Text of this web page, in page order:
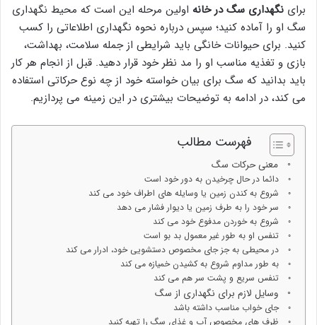
برای نگهداری سگ در خانه اولین مرحله این است که محیط نگهداری
سگ او را آماده کنید؛ سپس درباره نحوه نگهداری اطلاعاتی را کسب
کنید. برای حیوانات خانگی باید شرایطی از جمله سلامت، بهداشت،
بازی و تغذیه مناسب او را مد نظر خود قرار دهید. قبل از انجام هر کار
باید بدانید که سگ برای بیان خواسته خود از چه نوع حرکاتی استفاده
می کند، در ادامه به توضیحات بیشتری در این زمینه می پردازیم.
فهرست مطالب
معنی حرکات سگ
دائما در حال چرخیدن به دور خود است
شروع به کندن زمین یا وسایله های اطراف خود می کند
سر خود را به طرف زمین یا دیوار فشار می دهد
شروع به خوردن مدفوع خود می کند
تنفس او به طور غیر معمول بد بو است
در محیطی به جز جای مخصوص دستشویی خود، ادرار می کند
به طور مداوم شروع به کشیدن خمیازه می کند
تنفس سریع و پشت سر هم می کند
وسایل لازم برای نگهداری از سگ
جای خواب مناسب داشته باشد
ظرف های مخصوص آب و غذای سگ را تهیه کنید